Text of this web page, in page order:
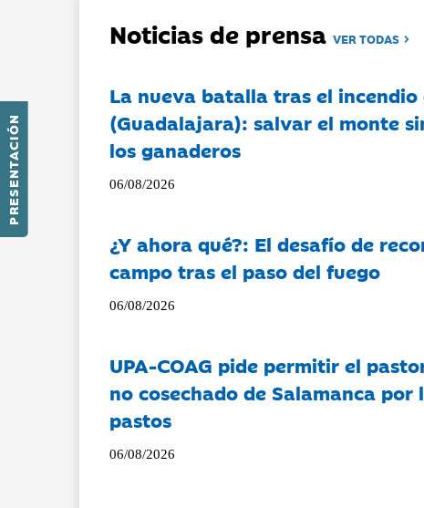
PRESENTACIÓN
Noticias de prensaVER TODAS
La nueva batalla tras el incendio
(Guadalajara): salvar el monte
los ganaderos
06/08/2026
¿Y ahora qué?: El desafío de
campo tras el paso del fuego
06/08/2026
UPA-COAG pide permitir el
no cosechado de Salamanca por
pastos
06/08/2026